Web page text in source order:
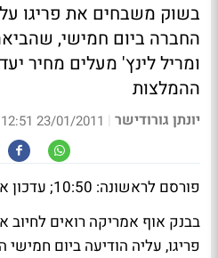
בשוק משבחים את פריגו
ומריל לינץ' מעלים מחיר
ההמלצות
יונתן גורודישר |
23/01/2011 12:51
פורסם לראשונה: 10:50; עדכון אחרון: 12:51
בבנק אוף אמריקה רואים
פריגו, עליה הודיעה ביום